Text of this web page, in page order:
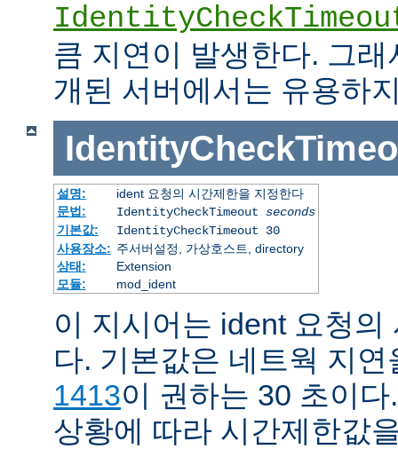
큼 지연이 발생한다. 그
개된 서버에서는 유용하
설명:
ident 요청의 시간제한을 지정한다
문법:
IdentityCheckTimeout seconds
기본값:
IdentityCheckTimeout 30
사용장소: 주서버설정, 가상호스트, directory
상태:
Extension
모듈:
mod_ident
이 지시어는 ident 요청
다. 기본값은 네트웍 지
1413이 권하는 30 초이
상황에 따라 시간제한값